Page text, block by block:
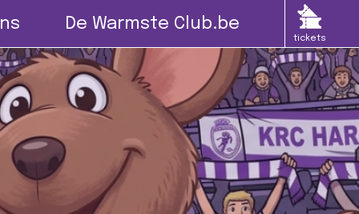
De Warmste Club.be
tickets